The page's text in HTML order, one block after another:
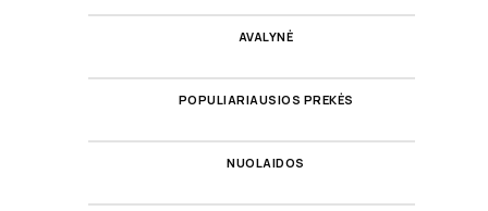
AVALYNĖ
POPULIARIAUSIOS PREKĖS
NUOLAIDOS